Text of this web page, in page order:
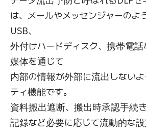
は、メールやメッセンジャーのよ
USB、
外付けハードディスク、携帯電
媒体を通じて
内部の情報が外部に流出しない
ティ機能です。
資料搬出遮断、搬出時承認手続
記録など必要に応じて流動的な設